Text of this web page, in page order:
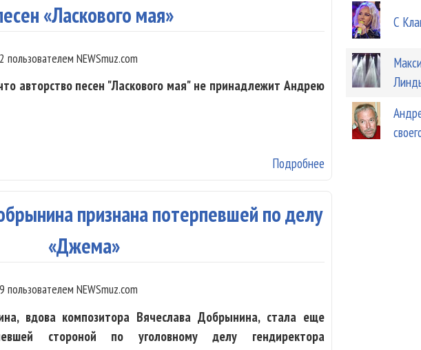
«Ласкового мая»
пользователем NEWSmuz.com
авторство песен "Ласкового мая" не принадлежит Андрею
Подробнее
признана потерпевшей по делу
«Джема»
пользователем NEWSmuz.com
вдова композитора Вячеслава Добрынина, стала еще
стороной по уголовному делу гендиректора
С